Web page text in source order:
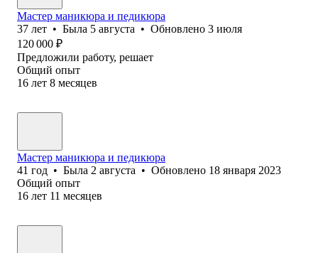
Мастер маникюра и педикюра
37 лет • Была 5 августа • Обновлено 3 июля
120 000 ₽
Предложили работу, решает
Общий опыт
16 лет 8 месяцев
Мастер маникюра и педикюра
41 год • Была 2 августа • Обновлено 18 января 2023
Общий опыт
16 лет 11 месяцев